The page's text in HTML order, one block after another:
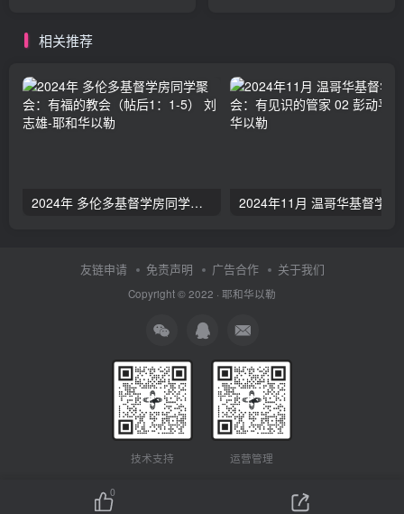
相关推荐
2024年 多伦多基督学房同学聚会：有福的教会（帖后1：1-5） 刘志雄
友链申请 免责声明 广告合作 关于我们
Copyright © 2022 · 耶和华以勒
技术支持 运营管理
0